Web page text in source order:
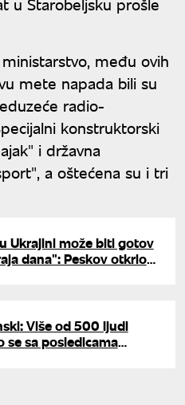
među ovih
mete napada bili su
radio-
konstruktorski
i državna
a oštećena su i tri
Ukrajini može biti gotov
dana": Peskov otkrio
Više od 500 ljudi
se sa posledicama